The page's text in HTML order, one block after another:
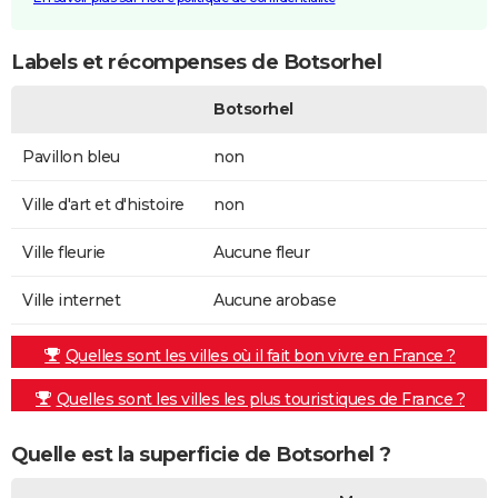
Labels et récompenses de Botsorhel
Botsorhel
Pavillon bleu non
Ville d'art et d'histoire non
Ville fleurie Aucune fleur
Ville internet Aucune arobase
Quelles sont les villes où il fait bon vivre en France ?
Quelles sont les villes les plus touristiques de France ?
Quelle est la superficie de Botsorhel ?